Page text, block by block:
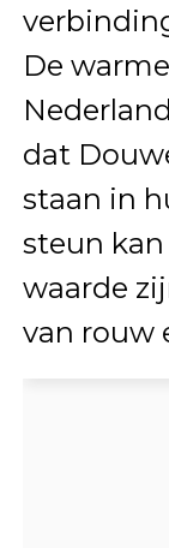
De
dat
staan in
steun
waarde
van rouw